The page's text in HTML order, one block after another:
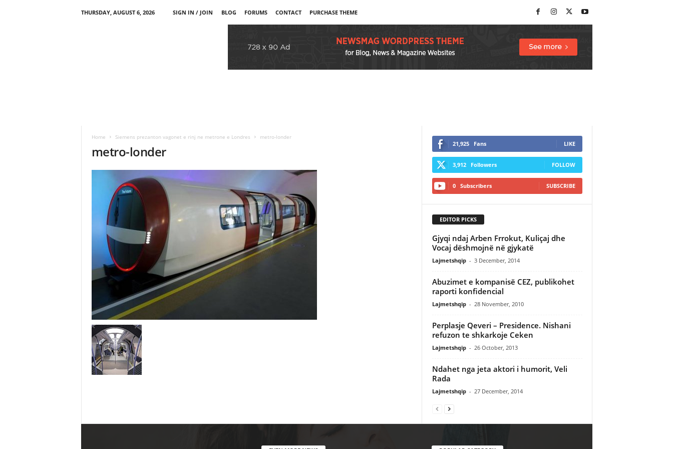
THURSDAY, AUGUST 6, 2026 SIGN IN / JOIN BLOG FORUMS CONTACT PURCHASE THEME
Home Siemens prezanton vagonet e rinj ne metrone e Londres metro-londer
metro-londer 21,925 Fans LIKE
3,912 Followers FOLLOW
0 Subscribers SUBSCRIBE
EDITOR PICKS
Gjyqi ndaj Arben Frrokut, Kuliçaj dhe
Vocaj dëshmojnë në gjykatë
Lajmetshqip - 3 December, 2014
Abuzimet e kompanisë CEZ, publikohet
raporti konfidencial
Lajmetshqip - 28 November, 2010
Perplasje Qeveri – Presidence. Nishani
refuzon te shkarkoje Ceken
Lajmetshqip - 26 October, 2013
Ndahet nga jeta aktori i humorit, Veli
Rada
Lajmetshqip - 27 December, 2014